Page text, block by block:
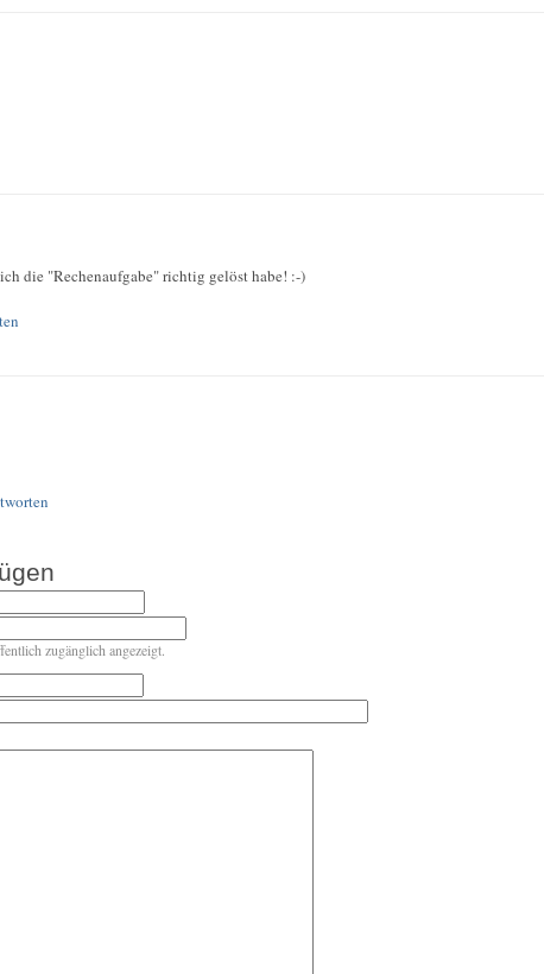
die "Rechenaufgabe" richtig gelöst habe! :-)
zugänglich angezeigt.